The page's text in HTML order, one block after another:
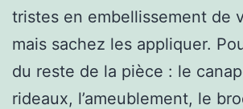
tristes en embellissement de
mais sachez les appliquer.
du reste de la pièce : le
rideaux, l’ameublement, le